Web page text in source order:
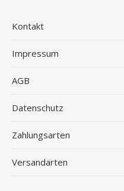
Kontakt
Impressum
AGB
Datenschutz
Zahlungsarten
Versandarten